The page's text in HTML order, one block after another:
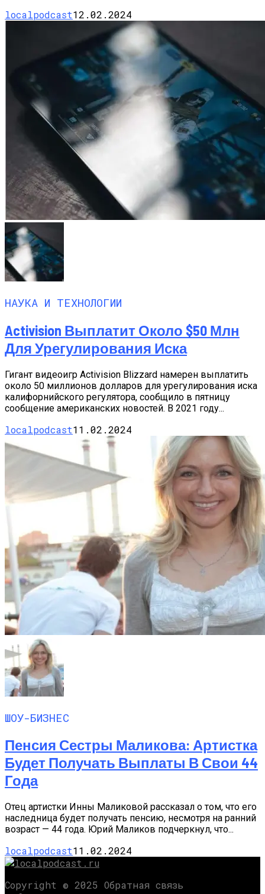
localpodcast12.02.2024
НАУКА И ТЕХНОЛОГИИ
Activision Выплатит Около $50 Млн
Для Урегулирования Иска
Гигант видеоигр Activision Blizzard намерен выплатить
около 50 миллионов долларов для урегулирования иска
калифорнийского регулятора, сообщило в пятницу
сообщение американских новостей. В 2021 году...
localpodcast11.02.2024
ШОУ-БИЗНЕС
Пенсия Сестры Маликова: Артистка
Будет Получать Выплаты В Свои 44
Года
Отец артистки Инны Маликовой рассказал о том, что его
наследница будет получать пенсию, несмотря на ранний
возраст — 44 года. Юрий Маликов подчеркнул, что...
localpodcast11.02.2024
Copyright © 2025 Обратная связь